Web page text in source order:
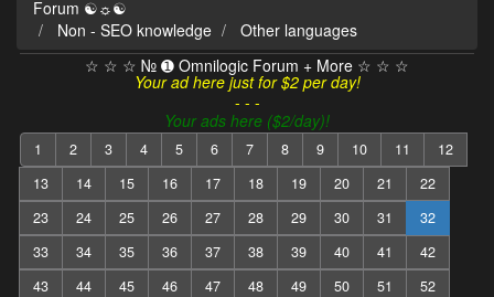
Forum ☯☼☯
Non - SEO knowledge
Other languages
☆ ☆ ☆ № ➊ Omnilogic Forum + More ☆ ☆ ☆
Your ad here just for $2 per day!
- - -
Your ads here ($2/day)!
1 2 3 4 5 6 7 8 9 10 11
12
13
14 15 16 17 18 19 20 21
22
23
24 25 26 27 28 29 30 31
32
33
34 35 36 37 38 39 40 41
42
43
44 45 46 47 48 49 50 51
52